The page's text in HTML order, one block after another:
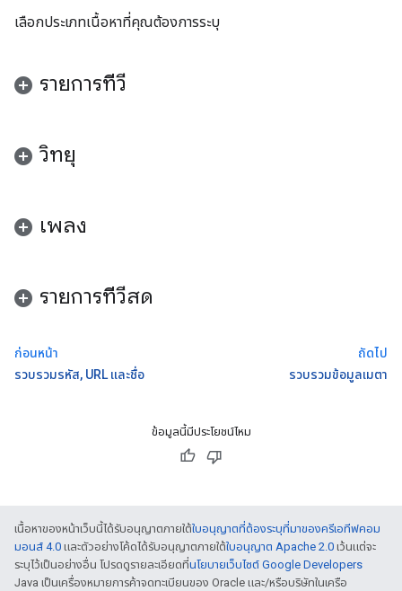
เลือกประเภทเนื้อหาที่คุณต้องการระบุ
รายการทีวี
วิทยุ
เพลง
รายการทีวีสด
ก่อนหน้า
รวบรวมรหัส, URL และชื่อ
ถัดไป
รวบรวมข้อมูลเมตา
ข้อมูลนี้มีประโยชน์ไหม
เนื้อหาของหน้าเว็บนี้ได้รับอนุญาตภายใต้ใบอนุญาตที่ต้องระบุที่มาของครีเอทีฟคอม
มอนส์ 4.0 และตัวอย่างโค้ดได้รับอนุญาตภายใต้ใบอนุญาต Apache 2.0 เว้นแต่จะ
ระบุไว้เป็นอย่างอื่น โปรดดูรายละเอียดที่นโยบายเว็บไซต์ Google Developers
Java เป็นเครื่องหมายการค้าจดทะเบียนของ Oracle และ/หรือบริษัทในเครือ